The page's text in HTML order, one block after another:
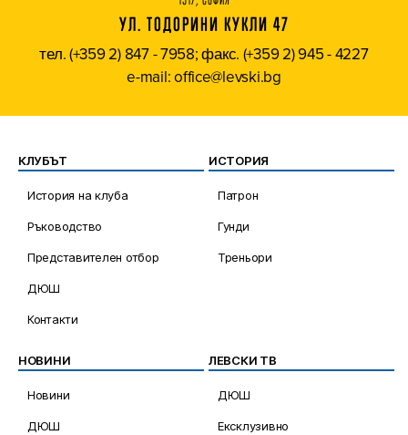
УЛ. ТОДОРИНИ КУКЛИ 47
тел. (+359 2) 847 - 7958; факс. (+359 2) 945 - 4227
e-mail: office@levski.bg
КЛУБЪТ
История на клуба
Ръководство
Представителен отбор
ДЮШ
Контакти
ИСТОРИЯ
Патрон
Гунди
Треньори
НОВИНИ
Новини
ДЮШ
ЛЕВСКИ ТВ
ДЮШ
Ексклузивно